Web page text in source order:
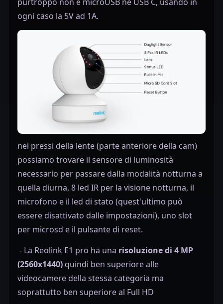
ogni caso la 5V ad 1A.
nei pressi della lente (parte anteriore della cam)
possiamo trovare il sensore di luminosità
necessario per passare dalla modalità notturna a
quella diurna, 8 led IR per la visione notturna, il
microfono e il led di stato (quest'ultimo può
essere disattivato dalle impostazioni), uno slot
per microsd e il pulsante di reset.
- La Reolink E1 pro ha una risoluzione di 4 MP
(2560x1440) quindi ben superiore alle
videocamere della stessa categoria ma
soprattutto ben superiore al Full HD